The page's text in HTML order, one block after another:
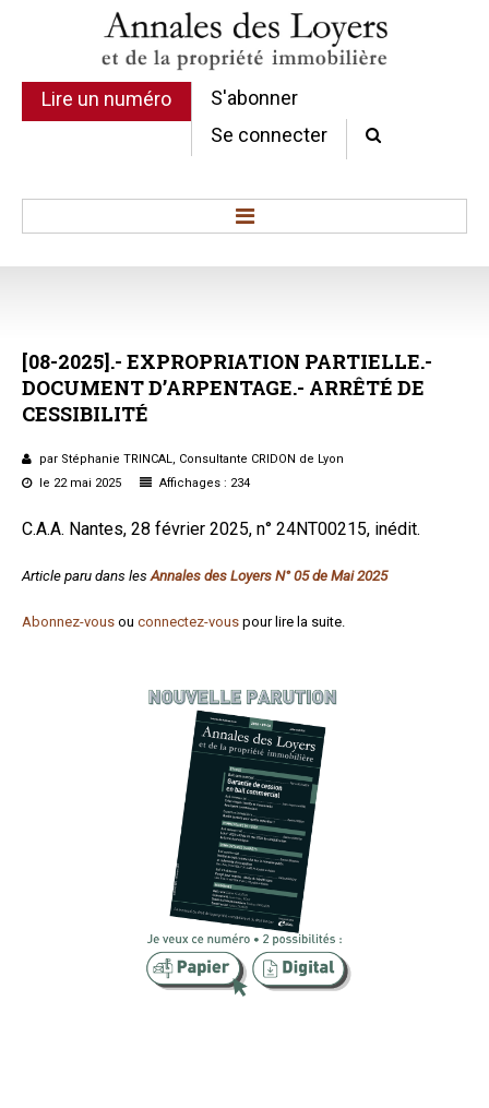
Lire un numéro
S'abonner
Se connecter
Sommaires
Chroniques
Etudes de texte
Réponses ministérielles
Conclusions et Rapports
Formez-vous !
[08-2025].- EXPROPRIATION PARTIELLE.-
DOCUMENTD’ARPENTAGE.- ARRÊTÉ DE
CESSIBILITÉ
par Stéphanie TRINCAL, Consultante CRIDON de Lyon
le 22 mai 2025
Affichages : 234
C.A.A. Nantes, 28 février 2025, n° 24NT00215, inédit.
Article paru dans les Annales des Loyers N° 05 de Mai 2025
Abonnez-vous ou connectez-vous pour lire la suite.